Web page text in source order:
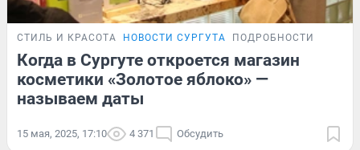
СТИЛЬ И КРАСОТА НОВОСТИ СУРГУТА ПОДРОБНОСТИ
Когда в Сургуте откроется магазин
косметики «Золотое яблоко» —
называем даты
15 мая, 2025, 17:10 4 371 Обсудить